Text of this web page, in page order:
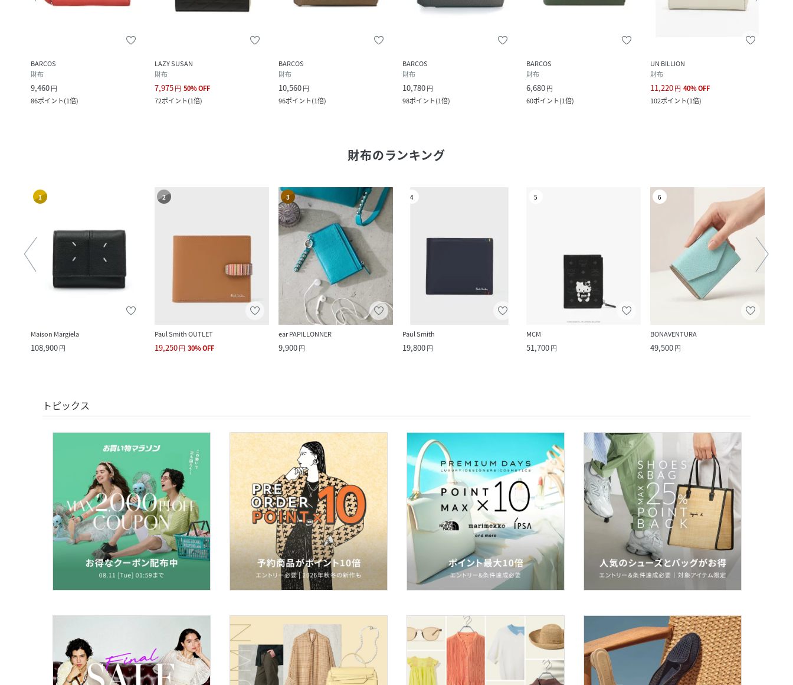
BARCOS
財布
9,460円
86ポイント(1倍)
LAZY SUSAN
財布
7,975円 50%OFF
72ポイント(1倍)
BARCOS
財布
10,560円
96ポイント(1倍)
BARCOS
財布
10,780円
98ポイント(1倍)
BARCOS
財布
6,680円
60ポイント(1倍)
UN BILLION
財布
11,220円 40%OFF
102ポイント(1倍)
財布のランキング
1
Maison Margiela
108,900円
2
Paul Smith OUTLET
19,250円 30%OFF
3
ear PAPILLONNER
9,900円
4
Paul Smith
19,800円
5
MCM
51,700円
6
BONAVENTURA
49,500円
トピックス